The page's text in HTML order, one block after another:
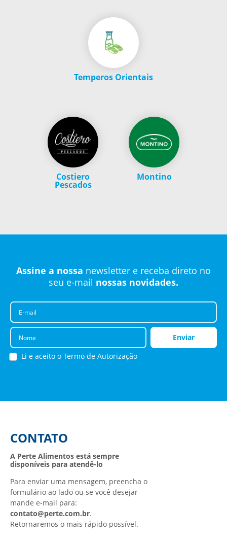
Temperos Orientais
Costiero
Pescados
Montino
Assine a nossa newsletter e receba direto no
seu e-mail nossas novidades.
E-mail
Nome
Enviar
Li e aceito oTermo de Autorização
CONTATO
A Perte Alimentos está sempre
disponíveis para atendê-lo
Para enviar uma mensagem, preencha o
formulário ao lado ou se você desejar
mande e-mail para:
contato@perte.com.br.
Retornaremos o mais rápido possível.